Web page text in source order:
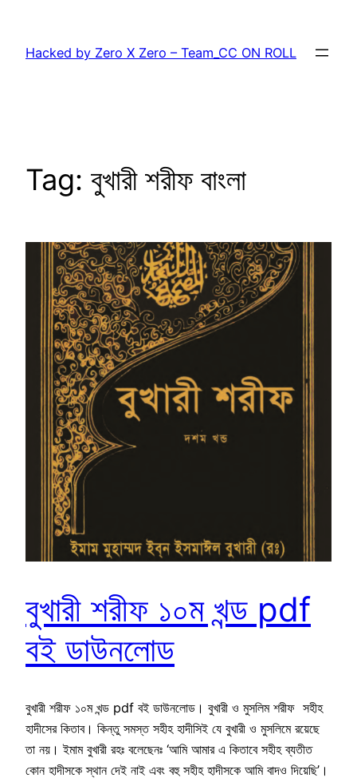
content
Hacked by Zero X Zero – Team_CC ON ROLL
Tag: বুখারী শরীফ বাংলা
বুখারী শরীফ ১০ম খন্ড pdf
বই ডাউনলোড
বুখারী শরীফ ১০ম খন্ড pdf বই ডাউনলোড। বুখারী ও মুসলিম শরীফ সহীহ
হাদীসের কিতাব। কিন্তু সমস্ত সহীহ হাদীসিই যে বুখারী ও মুসলিমে রয়েছে
তা নয়। ইমাম বুখারী রহঃ বলেছেনঃ ‘আমি আমার এ কিতাবে সহীহ ব্যতীত
কোন হাদীসকে স্থান দেই নাই এবং বহু সহীহ হাদীসকে আমি বাদও দিয়েছি’।